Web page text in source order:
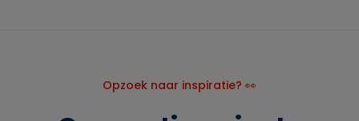
Opzoek naar inspiratie? 👀